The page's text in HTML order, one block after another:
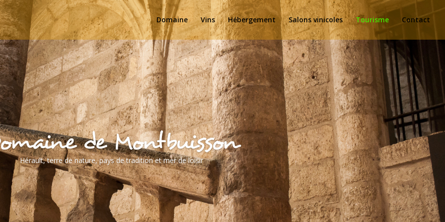
Domaine Vins Hébergement Salons vinicoles Tourisme Contact
de Montbuisson
Hérault, terre de nature, pays de tradition et mer de loisir